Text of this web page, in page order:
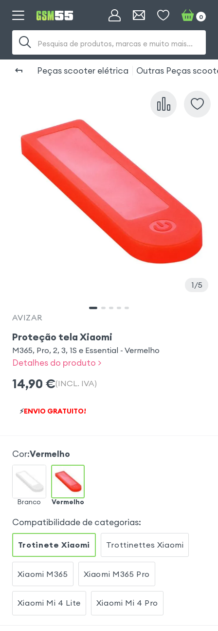
Pesquisa de produtos, marcas e muito mais...
0
Peças scooter elétrica Outras Peças
1 5
AVIZAR
Proteção tela Xiaomi
M365, Pro, 2, 3, 1S e Essential - Vermelho
Detalhes do produto >
14,90 €(INCL. IVA)
⚡ENVIO GRATUITO!
Cor:Vermelho
Branco Vermelho
Compatibilidade de categorias:
Trotinete Xiaomi Trottinettes Xiaomi
Xiaomi M365 Xiaomi M365 Pro
Xiaomi Mi 4 Lite Xiaomi Mi 4 Pro